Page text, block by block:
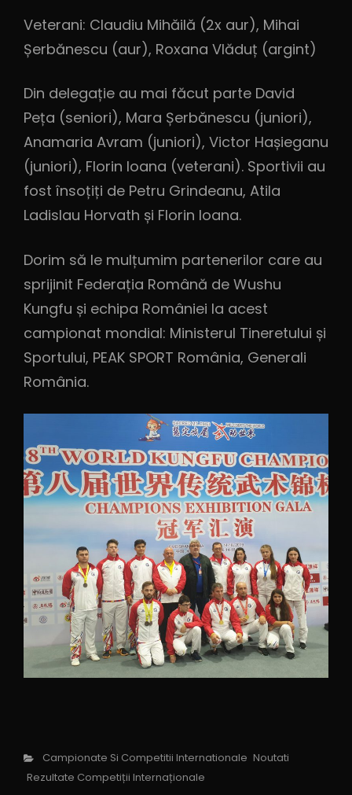
Veterani: Claudiu Mihăilă (2x aur), Mihai
Șerbănescu (aur), Roxana Vlăduț (argint)
Din delegație au mai făcut parte David
Peța (seniori), Mara Șerbănescu (juniori),
Anamaria Avram (juniori), Victor Hașieganu
(juniori), Florin Ioana (veterani). Sportivii au
fost însoțiți de Petru Grindeanu, Atila
Ladislau Horvath și Florin Ioana.
Dorim să le mulțumim partenerilor care au
sprijinit Federația Română de Wushu
Kungfu și echipa României la acest
campionat mondial: Ministerul Tineretului și
Sportului, PEAK SPORT România, Generali
România.
Campionate Si Competitii Internationale Noutati
Rezultate Competiții Internaționale